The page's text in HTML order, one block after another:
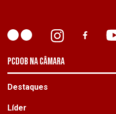
PCDOB NA CÂMARA
Destaques
Líder